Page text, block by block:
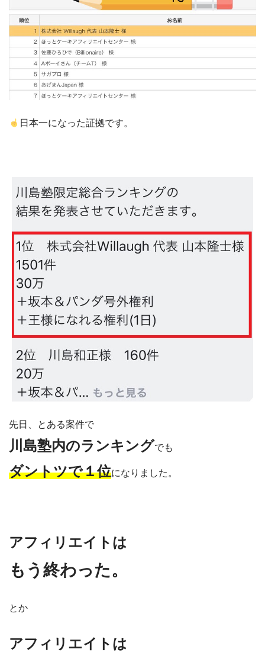
日本一になった証拠です。
先日、とある案件で
川島塾内のランキングでも
ダントツで１位になりました。
アフィリエイトは
もう終わった。
とか
アフィリエイトは